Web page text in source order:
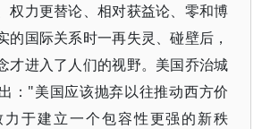
权力更替论、相对获益论、零和博
的国际关系时一再失灵、碰壁后，
才进入了人们的视野。美国乔治城
："美国应该抛弃以往推动西方价
于建立一个包容性更强的新秩